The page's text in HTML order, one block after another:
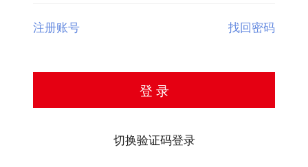
注册账号 找回密码
登 录
切换验证码登录